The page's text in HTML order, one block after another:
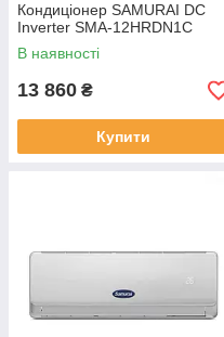
Кондиціонер SAMURAI DC
Inverter SMA-12HRDN1C
В наявності
13 860 ₴
Купити